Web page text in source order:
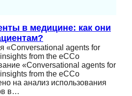
в медицине: как они
«Conversational agents for
from the eCCo
«Conversational agents for
from the eCCo
на анализ использования
в…